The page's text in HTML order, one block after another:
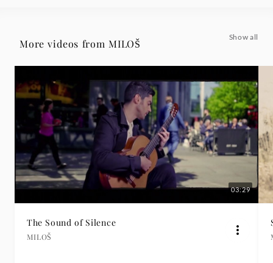
More videos from MILOŠ
Show all
03:29
The Sound of Silence
MILOŠ